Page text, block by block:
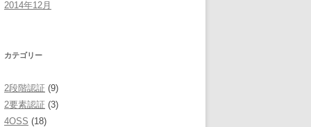
2014年12月
カテゴリー
2段階認証 (9)
2要素認証 (3)
4OSS (18)